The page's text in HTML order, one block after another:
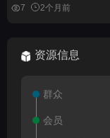
7 2个月前
资源信息
群众
会员